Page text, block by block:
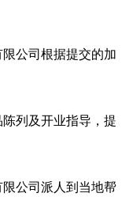
公司根据提交的加
列及开业指导，提
公司派人到当地帮